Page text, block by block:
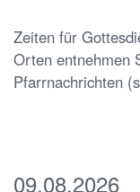
Zeiten für
Orten entnehmen
Pfarrnachrichten
09.08.2026